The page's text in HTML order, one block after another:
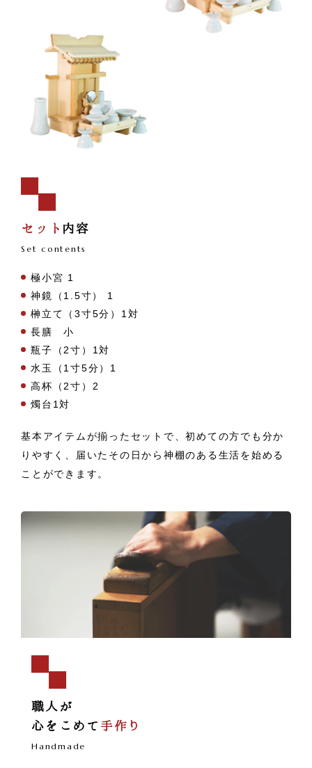
セット 内容
Set contents
極小宮 1
神鏡（1.5寸） 1
榊立て（3寸5分）1対
長膳 小
瓶子（2寸）1対
水玉（1寸5分）1
高杯（2寸）2
燭台1対
基本アイテムが揃ったセットで、初めての方でも分か
りやすく、届いたその日から神棚のある生活を始める
ことができます。
職人が
心をこめて 手作り
Handmade